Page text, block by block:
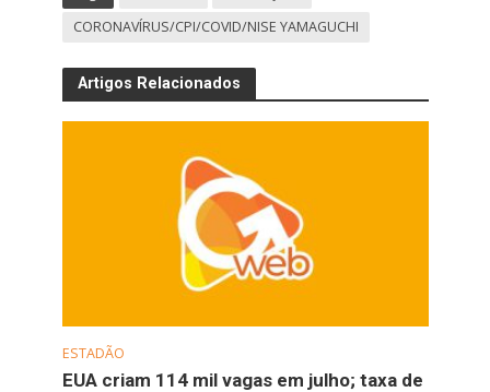
CORONAVÍRUS/CPI/COVID/NISE YAMAGUCHI
Artigos Relacionados
ESTADÃO
EUA criam 114 mil vagas em julho; taxa de